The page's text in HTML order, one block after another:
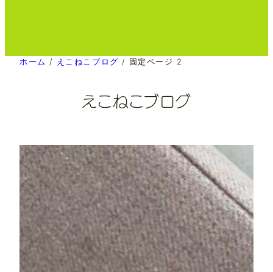
ホーム / えこねこブログ / 固定ページ 2
えこねこブログ